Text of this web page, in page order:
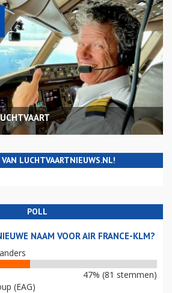
VAN LUCHTVAARTNIEUWS.NL!
POLL
NAAM VOOR AIR FRANCE-KLM?
47% (81 stemmen)
(EAG)